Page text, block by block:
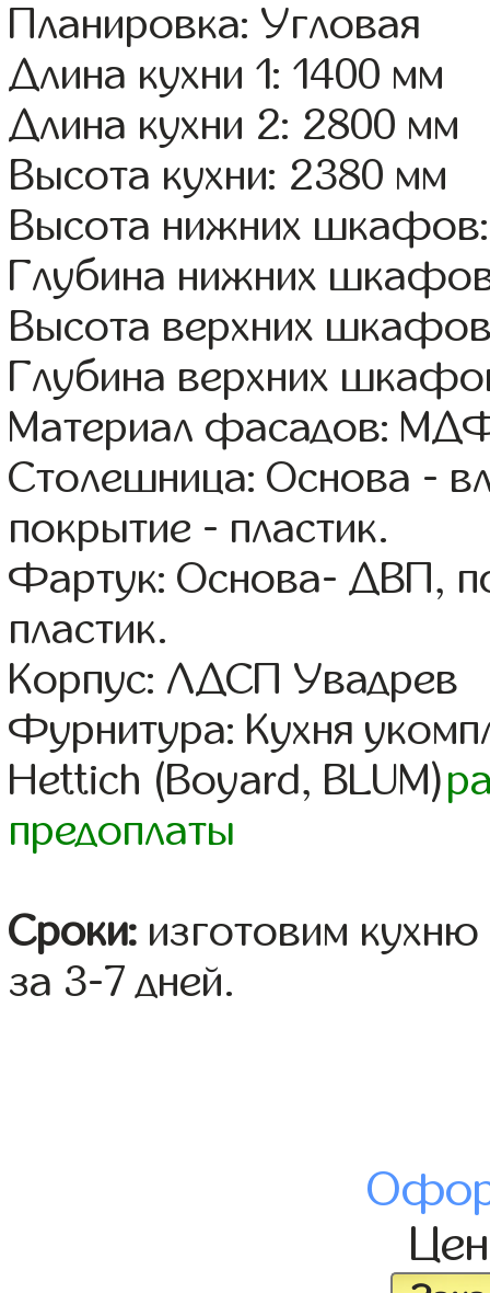
Планировка: Угловая
Длина кухни 1: 1400 мм
Длина кухни 2: 2800 мм
Высота кухни: 2380 мм
Высота нижних
Глубина нижних
Высота верхних
Глубина верхних
Материал фасадов:
Столешница: Основа -
покрытие - пластик.
Фартук: Основа- ДВП,
пластик.
Корпус: ЛДСП Увадрев
Фурнитура: Кухня
Hettich (Boyard, BLUM)
предоплаты
Сроки: изготовим
за 3-7 дней.